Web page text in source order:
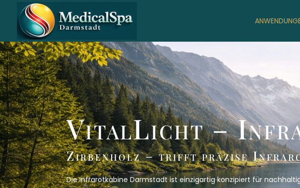
VitalLicht –
Zirbenholz – trifft präzise
Die Infrarotkabine Darmstadt ist einzigartig konzipiert für